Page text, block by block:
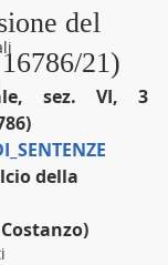
del
21)
sez. VI, 3
della